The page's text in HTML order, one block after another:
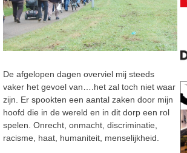
De afgelopen dagen overviel mij steeds
vaker het gevoel van….het zal toch niet waar
zijn. Er spookten een aantal zaken door mijn
hoofd die in de wereld en in dit dorp een rol
spelen. Onrecht, onmacht, discriminatie,
racisme, haat, humaniteit, menselijkheid.